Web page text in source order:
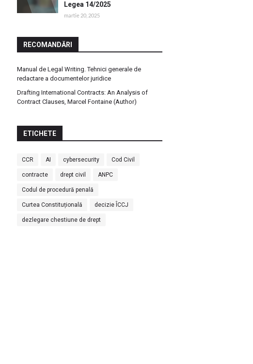
Legea 14/2025
martie 20, 2025
RECOMANDĂRI
Manual de Legal Writing. Tehnici generale de
redactare a documentelor juridice
Drafting International Contracts: An Analysis of
Contract Clauses, Marcel Fontaine (Author)
ETICHETE
CCR AI cybersecurity Cod Civil
contracte drept civil ANPC
Codul de procedură penală
Curtea Constituțională decizie ÎCCJ
dezlegare chestiune de drept